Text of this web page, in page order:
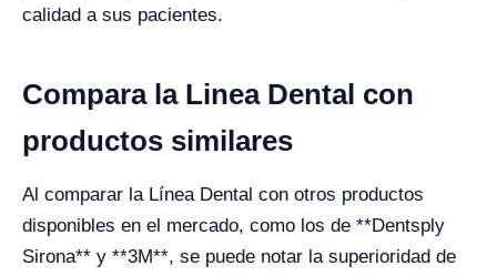
calidad a sus pacientes.
Compara la Linea Dental con
productos similares
Al comparar la Línea Dental con otros productos
disponibles en el mercado, como los de **Dentsply
Sirona** y **3M**, se puede notar la superioridad de